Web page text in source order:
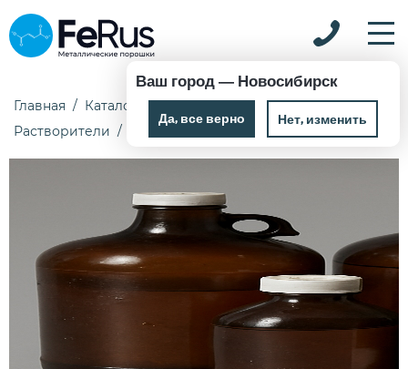
Ваш город — Новосибирск
Да, все верно Нет, изменить
Главная Каталог
Химические реактивы
Растворители
Ацетонитрил 1 кг ОСЧ 2